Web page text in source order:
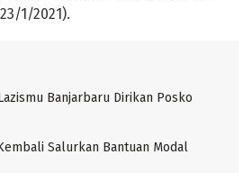
1/2021).
Banjarbaru Dirikan Posko
Salurkan Bantuan Modal